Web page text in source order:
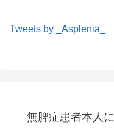
Tweets by _Asplenia_
無脾症患者本人